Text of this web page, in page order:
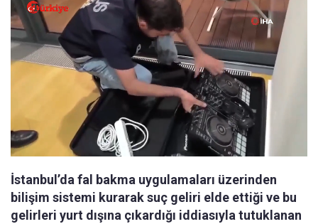
İstanbul’da fal bakma uygulamaları üzerinden
bilişim sistemi kurarak suç geliri elde ettiği ve bu
gelirleri yurt dışına çıkardığı iddiasıyla tutuklanan